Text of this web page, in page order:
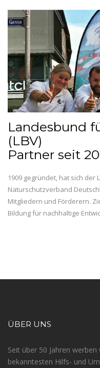
Landesbund
(LBV)
Partner seit
1909 gegründet, hat sich der
Naturschutzverband
Mitgliedern und Förderern.
Bildung für nachhaltige
ÜBER UNS
Seit über 50 Jahren
bekanntesten Hilfs- und